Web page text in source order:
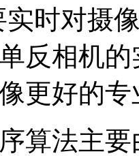
时对摄
反相机
更好的
算法主